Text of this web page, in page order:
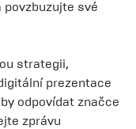
své
strategii,
prezentace
odpovídat značce
zprávu